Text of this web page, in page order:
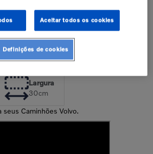
Confira nossa política de garantia
Caminhões Volvo.
Largura
30cm
Aceitar todos os cookies
Definições de cookies